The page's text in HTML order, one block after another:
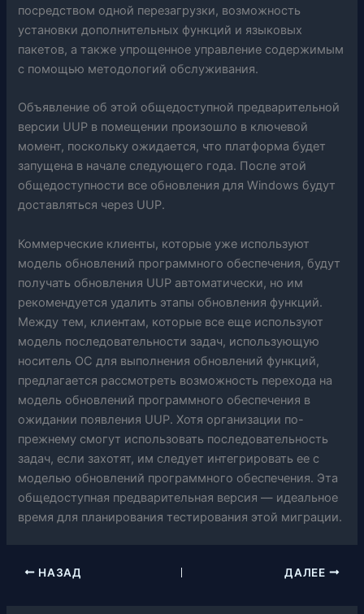
посредством одной перезагрузки, возможность
установки дополнительных функций и языковых
пакетов, а также упрощенное управление содержимым
с помощью методологий обслуживания.
Объявление об этой общедоступной предварительной
версии UUP в помещении произошло в ключевой
момент, поскольку ожидается, что платформа будет
запущена в начале следующего года. После этой
общедоступности все обновления для Windows будут
доставляться через UUP.
Коммерческие клиенты, которые уже используют
модель обновлений программного обеспечения, будут
получать обновления UUP автоматически, но им
рекомендуется удалить этапы обновления функций.
Между тем, клиентам, которые все еще используют
модель последовательности задач, использующую
носитель ОС для выполнения обновлений функций,
предлагается рассмотреть возможность перехода на
модель обновлений программного обеспечения в
ожидании появления UUP. Хотя организации по-
прежнему смогут использовать последовательность
задач, если захотят, им следует интегрировать ее с
моделью обновлений программного обеспечения. Эта
общедоступная предварительная версия — идеальное
время для планирования тестирования этой миграции.
НАЗАД ДАЛЕЕ